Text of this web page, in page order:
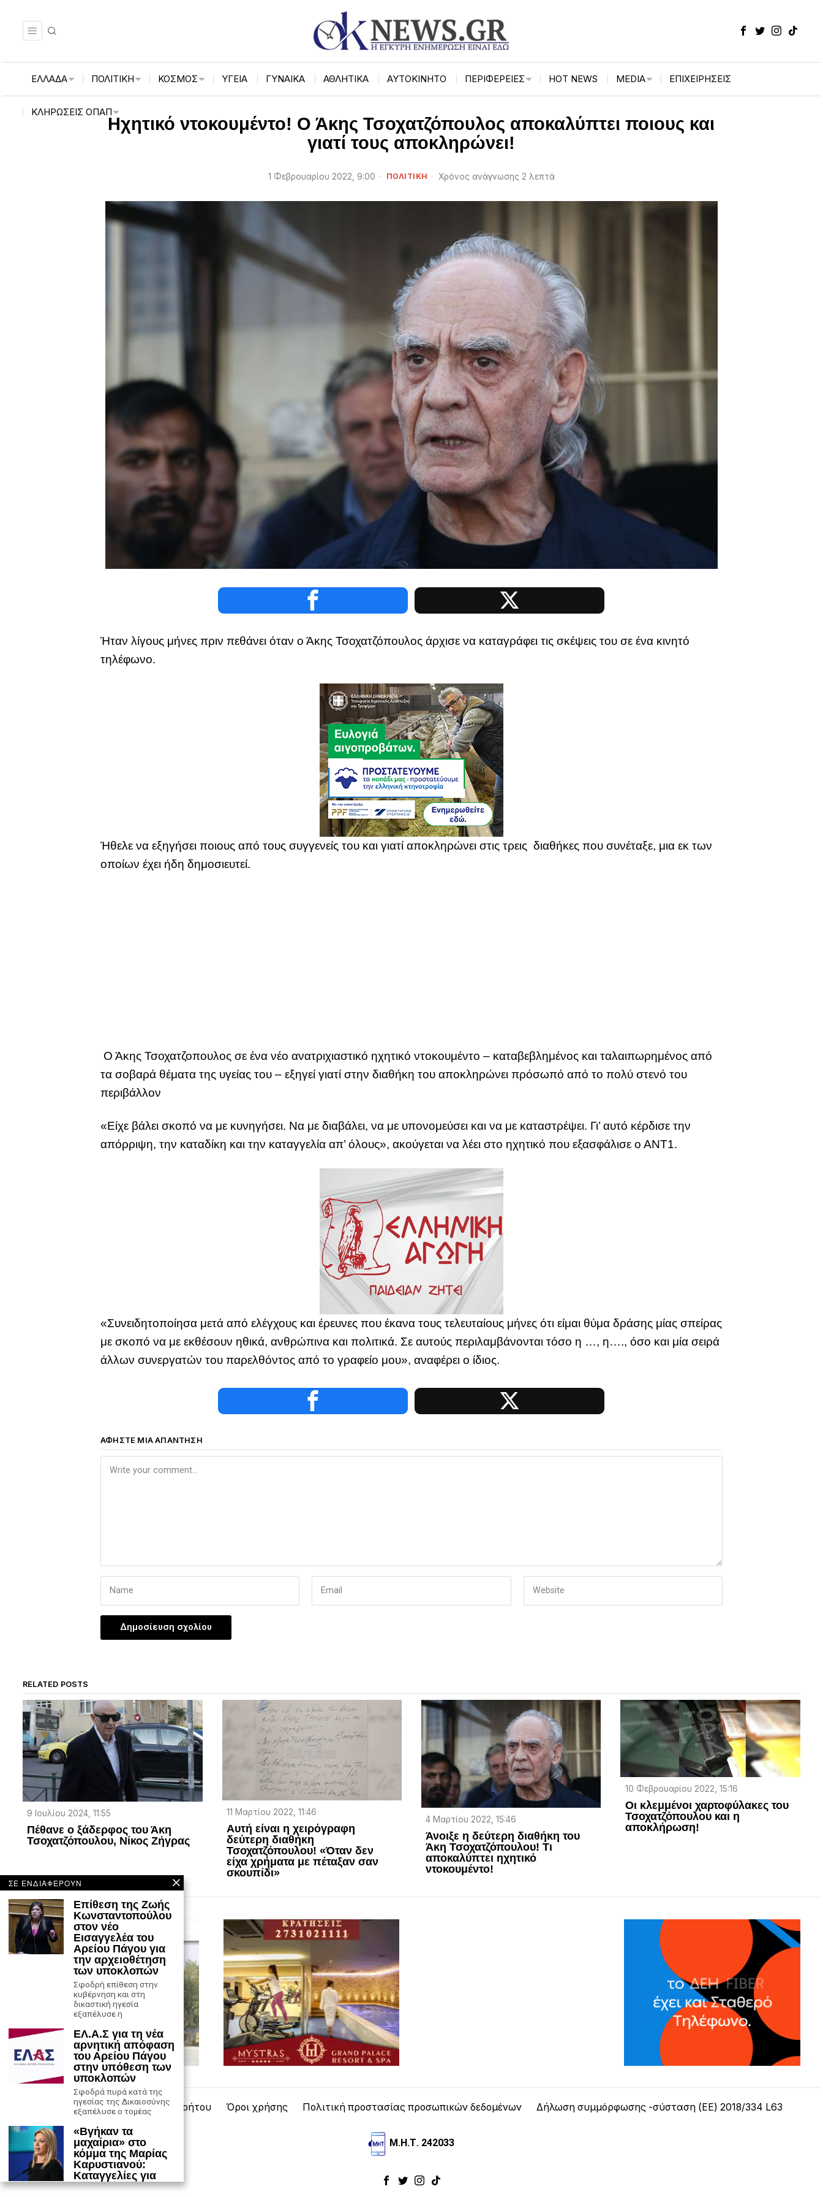
ΕΛΛΑΔΑ ΠΟΛΙΤΙΚΗ ΚΟΣΜΟΣ ΥΓΕΙΑ ΓΥΝΑΙΚΑ ΑΘΛΗΤΙΚΑ ΑΥΤΟΚΙΝΗΤΟ ΠΕΡΙΦΈΡΕΙΕΣ HOT NEWS MEDIA ΕΠΙΧΕΙΡΉΣΕΙΣ
ΚΛΗΡΏΣΕΙΣ ΟΠΑΠ
Ηχητικό ντοκουμέντο! Ο Άκης Τσοχατζόπουλος αποκαλύπτει ποιους και
γιατί τους αποκληρώνει!
1 Φεβρουαρίου 2022, 9:00 ΠΟΛΙΤΙΚΗ Χρόνος ανάγνωσης 2 λεπτά
Ήταν λίγους μήνες πριν πεθάνει όταν ο Άκης Τσοχατζόπουλος άρχισε να καταγράφει τις σκέψεις του σε ένα κινητό
τηλέφωνο.
Ήθελε να εξηγήσει ποιους από τους συγγενείς του και γιατί αποκληρώνει στις τρεις διαθήκες που συνέταξε, μια εκ των
οποίων έχει ήδη δημοσιευτεί.
Ο Άκης Τσοχατζοπουλος σε ένα νέο ανατριχιαστικό ηχητικό ντοκουμέντο – καταβεβλημένος και ταλαιπωρημένος από
τα σοβαρά θέματα της υγείας του – εξηγεί γιατί στην διαθήκη του αποκληρώνει πρόσωπό από το πολύ στενό του
περιβάλλον
«Είχε βάλει σκοπό να με κυνηγήσει. Να με διαβάλει, να με υπονομεύσει και να με καταστρέψει. Γι’ αυτό κέρδισε την
απόρριψη, την καταδίκη και την καταγγελία απ’ όλους», ακούγεται να λέει στο ηχητικό που εξασφάλισε ο ΑΝΤ1.
«Συνειδητοποίησα μετά από ελέγχους και έρευνες που έκανα τους τελευταίους μήνες ότι είμαι θύμα δράσης μίας σπείρας
με σκοπό να με εκθέσουν ηθικά, ανθρώπινα και πολιτικά. Σε αυτούς περιλαμβάνονται τόσο η …, η…., όσο και μία σειρά
άλλων συνεργατών του παρελθόντος από το γραφείο μου», αναφέρει ο ίδιος.
ΑΦΉΣΤΕ ΜΙΑ ΑΠΆΝΤΗΣΗ
RELATED POSTS
9 Ιουλίου 2024, 11:55
Πέθανε ο ξάδερφος του Άκη
Τσοχατζόπουλου, Νίκος Ζήγρας
11 Μαρτίου 2022, 11:46
Αυτή είναι η χειρόγραφη
δεύτερη διαθήκη
Τσοχατζόπουλου! «Όταν δεν
είχα χρήματα με πέταξαν σαν
σκουπίδι»
4 Μαρτίου 2022, 15:46
Άνοιξε η δεύτερη διαθήκη του
Άκη Τσοχατζόπουλου! Τι
αποκαλύπτει ηχητικό
ντοκουμέντο!
10 Φεβρουαρίου 2022, 15:16
Οι κλεμμένοι χαρτοφύλακες του
Τσοχατζόπουλου και η
αποκλήρωση!
Επικοινωνία Πολιτική Απορρήτου Όροι χρήσης Πολιτική προστασίας προσωπικών δεδομένων Δήλωση συμμόρφωσης -σύσταση (ΕΕ) 2018/334 L63
Μ.Η.Τ. 242033
ΣΕ ΕΝΔΙΑΦΕΡΟΥΝ
Επίθεση της Ζωής
Κωνσταντοπούλου
στον νέο
Εισαγγελέα του
Αρείου Πάγου για
την αρχειοθέτηση
των υποκλοπών
Σφοδρή επίθεση στην
κυβέρνηση και στη
δικαστική ηγεσία
εξαπέλυσε η
ΕΛ.Α.Σ για τη νέα
αρνητική απόφαση
του Αρείου Πάγου
στην υπόθεση των
υποκλοπών
Σφοδρά πυρά κατά της
ηγεσίας της Δικαιοσύνης
εξαπέλυσε ο τομέας
«Βγήκαν τα
μαχαίρια» στο
κόμμα της Μαρίας
Καρυστιανού:
Καταγγελίες για
«κύκλο αυλικών»